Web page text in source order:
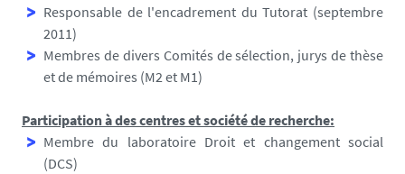
Responsable de l'encadrement du Tutorat (septembre
2011)
Membres de divers Comités de sélection, jurys de thèse
et de mémoires (M2 et M1)
Participation à des centres et société de recherche:
Membre du laboratoire Droit et changement social
(DCS)